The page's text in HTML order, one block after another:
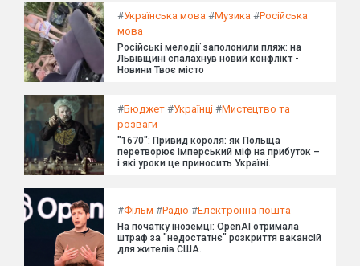
#Українська мова #Музика #Російська
мова
Російські мелодії заполонили пляж: на
Львівщині спалахнув новий конфлікт -
Новини Твоє місто
#Бюджет #Українці #Мистецтво та
розваги
"1670": Привид короля: як Польща
перетворює імперський міф на прибуток –
і які уроки це приносить Україні.
#Фільм #Радіо #Електронна пошта
На початку іноземці: OpenAI отримала
штраф за "недостатнє" розкриття вакансій
для жителів США.